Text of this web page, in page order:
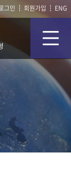
그인 회원가입 ENG